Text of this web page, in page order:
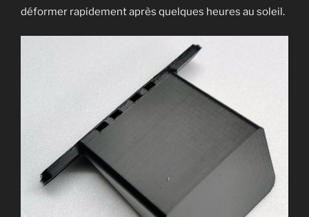
déformer rapidement après quelques heures au soleil.